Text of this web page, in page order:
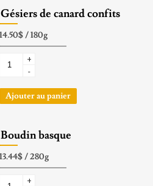
Gésiers de canard confits
+
-
Ajouter au panier
Boudin basque
+